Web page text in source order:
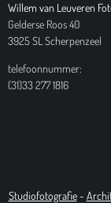
Willem van Leuveren
Gelderse Roos 40
3925 SL Scherpenzeel
telefoonnummer:
(31)33 277 1816
Studiofotografie-